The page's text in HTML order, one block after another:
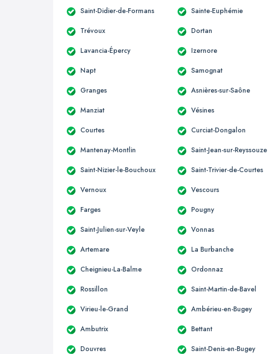
Saint-Didier-de-Formans Sainte-Euphémie
Trévoux Dortan
Lavancia-Épercy Izernore
Napt Samognat
Granges Asnières-sur-Saône
Manziat Vésines
Courtes Curciat-Dongalon
Mantenay-Montlin Saint-Jean-sur-Reyssouze
Saint-Nizier-le-Bouchoux Saint-Trivier-de-Courtes
Vernoux Vescours
Farges Pougny
Saint-Julien-sur-Veyle Vonnas
Artemare La Burbanche
Cheignieu-La-Balme Ordonnaz
Rossillon Saint-Martin-de-Bavel
Virieu-le-Grand Ambérieu-en-Bugey
Ambutrix Bettant
Douvres Saint-Denis-en-Bugey